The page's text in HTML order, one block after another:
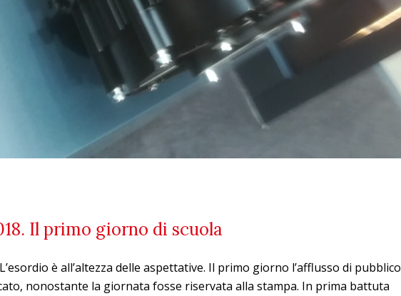
Il primo giorno di scuola
è all’altezza delle aspettative. Il primo giorno l’afflusso di pubblico
nonostante la giornata fosse riservata alla stampa. In prima battuta